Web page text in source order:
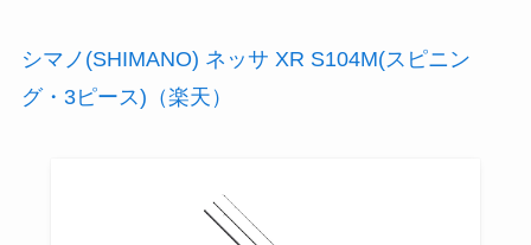
シマノ(SHIMANO) ネッサ XR S104M(スピニン
グ・3ピース)（楽天）